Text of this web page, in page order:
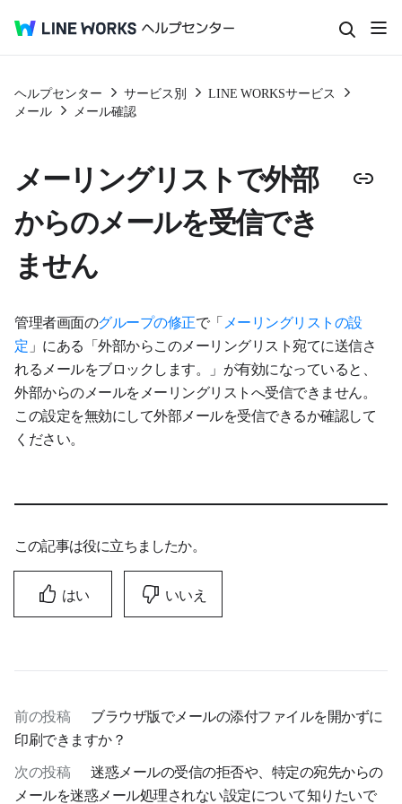
ヘルプセンター サービス別
LINE WORKSサービス
メール
メール確認
メーリングリストで外部
からのメールを受信でき
ません
管理者画面のグループの修正で「メーリングリストの設
定 」にある「外部からこのメーリングリスト宛てに送信さ
れるメールをブロックします。」が有効になっていると、
外部からのメールをメーリングリストへ受信できません。
この設定を無効にして外部メールを受信できるか確認して
ください。
この記事は役に立ちましたか。
はい いいえ
前の投稿
ブラウザ版でメールの添付ファイルを開かずに
印刷できますか？
次の投稿
迷惑メールの受信の拒否や、特定の宛先からの
メールを迷惑メール処理されない設定について知りたいで